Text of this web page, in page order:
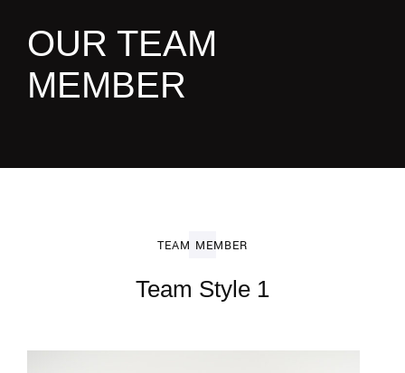
OUR TEAM
MEMBER
TEAM MEMBER
Team Style 1